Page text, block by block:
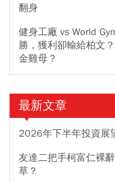
翻身
健身工廠 vs World
勝，獲利卻輸給柏文
金雞母？
最新文章
2026年下半年投資展
友達二把手柯富仁裸
草？